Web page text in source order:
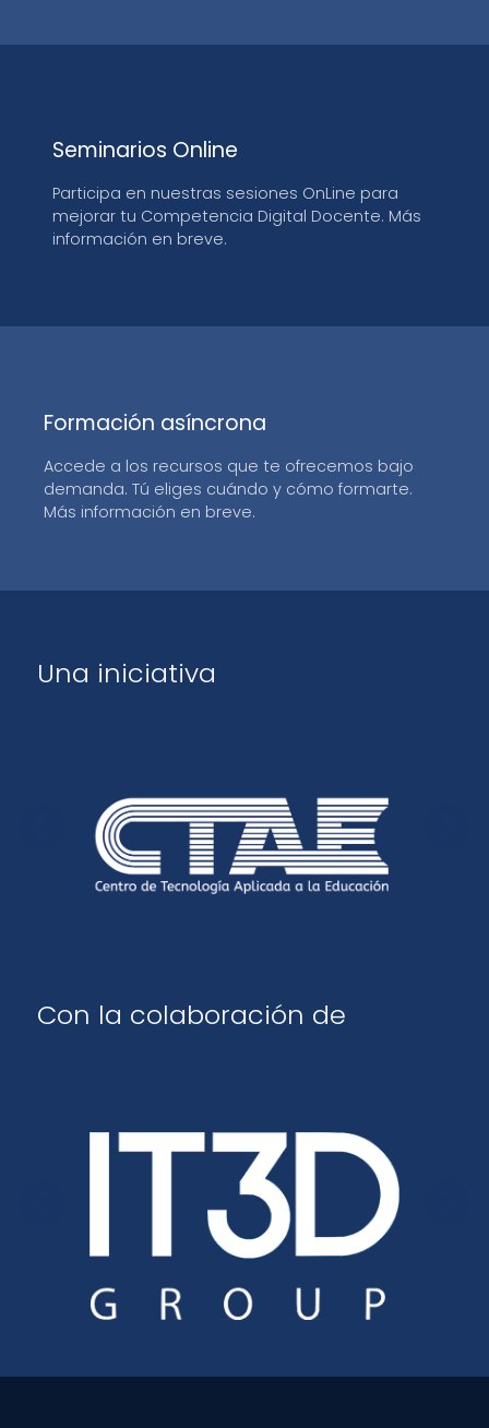
Seminarios Online
Participa en nuestras sesiones OnLine para
mejorar tu Competencia Digital Docente. Más
información en breve.
Formación asíncrona
Accede a los recursos que te ofrecemos bajo
demanda. Tú eliges cuándo y cómo formarte.
Más información en breve.
Una iniciativa
Con la colaboración de